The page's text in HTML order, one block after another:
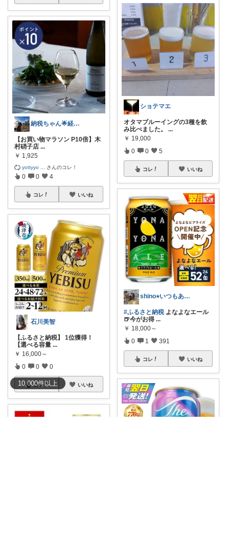
10,000件以上
納税ちゃん🌟経由購入★
【お買い物マラソン P10倍】木
村硝子店 ...
￥ 1,925
yottyyo さんのコレ！
0 0 4
コレ いいね
石川美智
【ふるさと納税】 1位獲得！
【選べる容量 ...
￥ 16,000～
0 0 0
コレ いいね
ショテマエ
オタマブルーイングの3種を飲
み比べました。
...
￥ 19,000
0 0 5
コレ いいね
shino⭐︎いつもありがとう🐶🐾
#ふるさと納税よなよなエール
🍺今がお得 ...
￥ 18,000～
0 1 391
コレ いいね